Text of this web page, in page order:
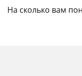
На сколько вам